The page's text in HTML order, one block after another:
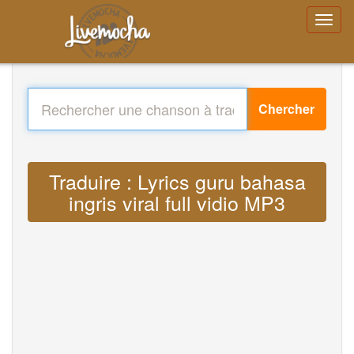
Chercher
Traduire : Lyrics guru bahasa
ingris viral full vidio MP3